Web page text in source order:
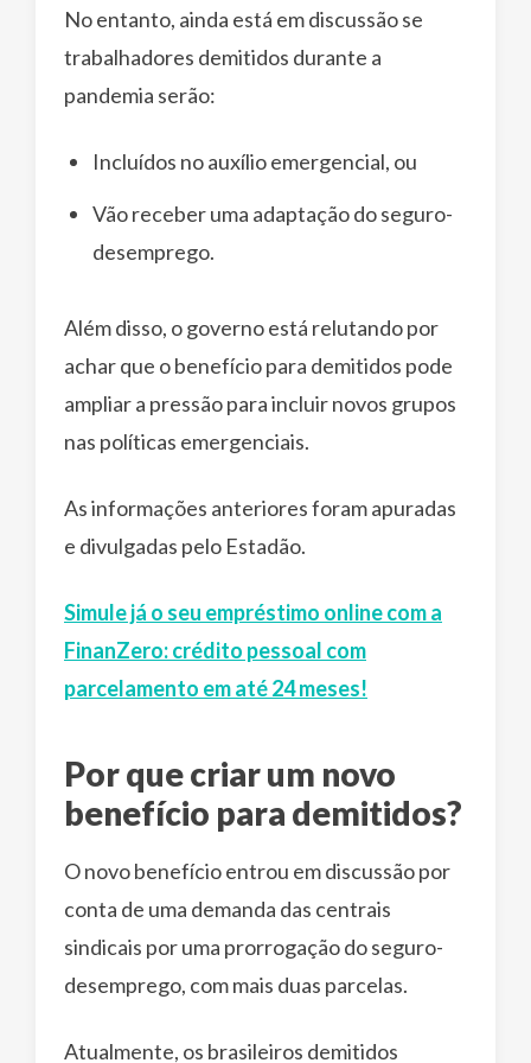
No entanto, ainda está em discussão se
trabalhadores demitidos durante a
pandemia serão:
Incluídos no auxílio emergencial, ou
Vão receber uma adaptação do seguro-
desemprego.
Além disso, o governo está relutando por
achar que o benefício para demitidos pode
ampliar a pressão para incluir novos grupos
nas políticas emergenciais.
As informações anteriores foram apuradas
e divulgadas pelo Estadão.
Simule já o seu empréstimo online com a
FinanZero: crédito pessoal com
parcelamento em até 24 meses!
Por que criar um novo
benefício para demitidos?
O novo benefício entrou em discussão por
conta de uma demanda das centrais
sindicais por uma prorrogação do seguro-
desemprego, com mais duas parcelas.
Atualmente, os brasileiros demitidos